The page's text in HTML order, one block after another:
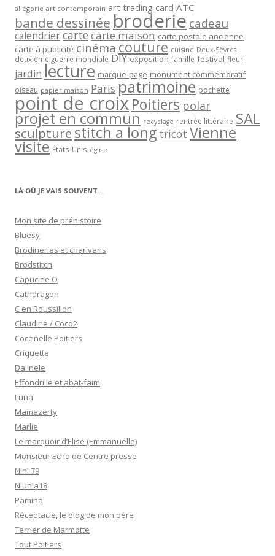
allégorie art contemporain art trading card ATC
bande dessinéebroderie cadeau
calendriercartecarte maison carte postale ancienne
carte à publicité cinéma couture cuisine Deux-Sèvres
deuxième guerre mondiale DIY exposition famille festival fleur
jardin lecture marque-page monument commémoratif
oiseau papier maison Paris patrimoine pochette
point de croixPoitiers polar
projet en commun recyclage rentrée littéraire SAL
sculpturestitch a long tricot Vienne
visite États-Unis église
LÀ OÙ JE VAIS SOUVENT…
Mon site de préhistoire
Bluesy
Brodineries et charivaris
Brodstitch
Capucine O
Cathdragon
C en Roussillon
Claudine / Coco2
Coccinelle Poitiers
Criquette
Dalinele
Effondrille et abat-faim
Luna
Mamazerty
Marlie
Le marquoir d’Elise (Emmanuelle)
Monsieur Echo de Centre presse
Nini 79
Niunia18
Pamina
Réceptacle, le blog de mon père
Terrier de Marmotte
Tout Poitiers